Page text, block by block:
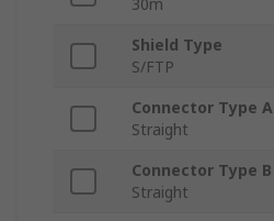
30m
Shield Type
S/FTP
Connector Type A
Straight
Connector Type B
Straight